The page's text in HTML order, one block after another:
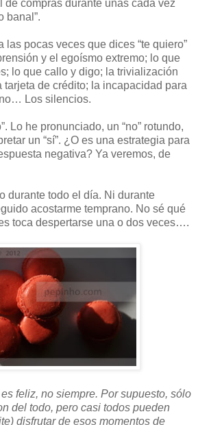
de compras durante unas cada vez
banal”.
las pocas veces que dices “te quiero”
y el egoísmo extremo; lo que
lo que callo y digo; la trivialización
de crédito; la incapacidad para
Los silencios.
Lo he pronunciado, un “no” rotundo,
un “sí”. ¿O es una estrategia para
negativa? Ya veremos, de
durante todo el día. Ni durante
acostarme temprano. No sé qué
toca despertarse una o dos veces….
feliz, no siempre. Por supuesto, sólo
del todo, pero casi todos pueden
disfrutar de esos momentos de